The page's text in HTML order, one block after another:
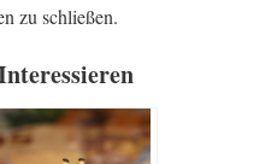
zu schließen.